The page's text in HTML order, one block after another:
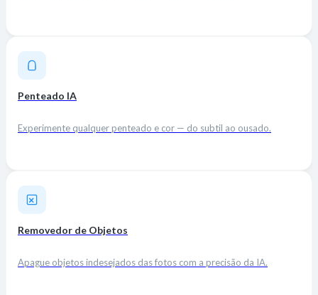
Penteado IA
Experimente qualquer penteado e cor — do subtil ao ousado.
Removedor de Objetos
Apague objetos indesejados das fotos com a precisão da IA.